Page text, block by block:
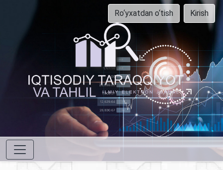
Ro‘yxatdan o‘tish Kirish